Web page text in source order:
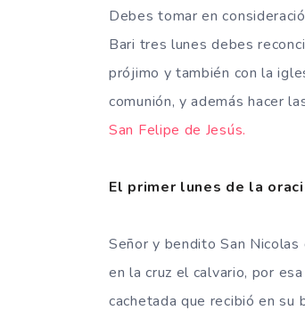
Debes tomar en
Bari tres lunes debes
prójimo y también con la
comunión, y además hacer
San Felipe de Jesús.
El primer lunes de la
Señor y bendito San
en la cruz el calvario, por
cachetada que recibió en su